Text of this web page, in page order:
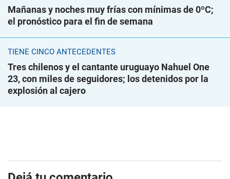
Mañanas y noches muy frías con mínimas de 0ºC;
el pronóstico para el fin de semana
TIENE CINCO ANTECEDENTES
Tres chilenos y el cantante uruguayo Nahuel One
23, con miles de seguidores; los detenidos por la
explosión al cajero